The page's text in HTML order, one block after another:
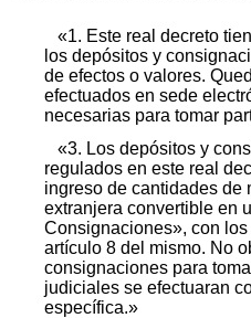
«1. Este real decreto
los depósitos y
de efectos o valores.
efectuados en sede
necesarias para tomar
«3. Los depósitos y
regulados en este real
ingreso de cantidades de
extranjera convertible en
Consignaciones», con
artículo 8 del mismo. No
consignaciones para
judiciales se efectuaran
específica.»